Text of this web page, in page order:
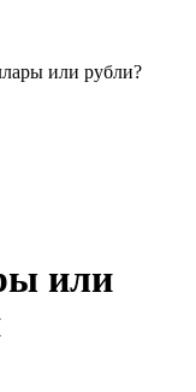
или рубли?
или